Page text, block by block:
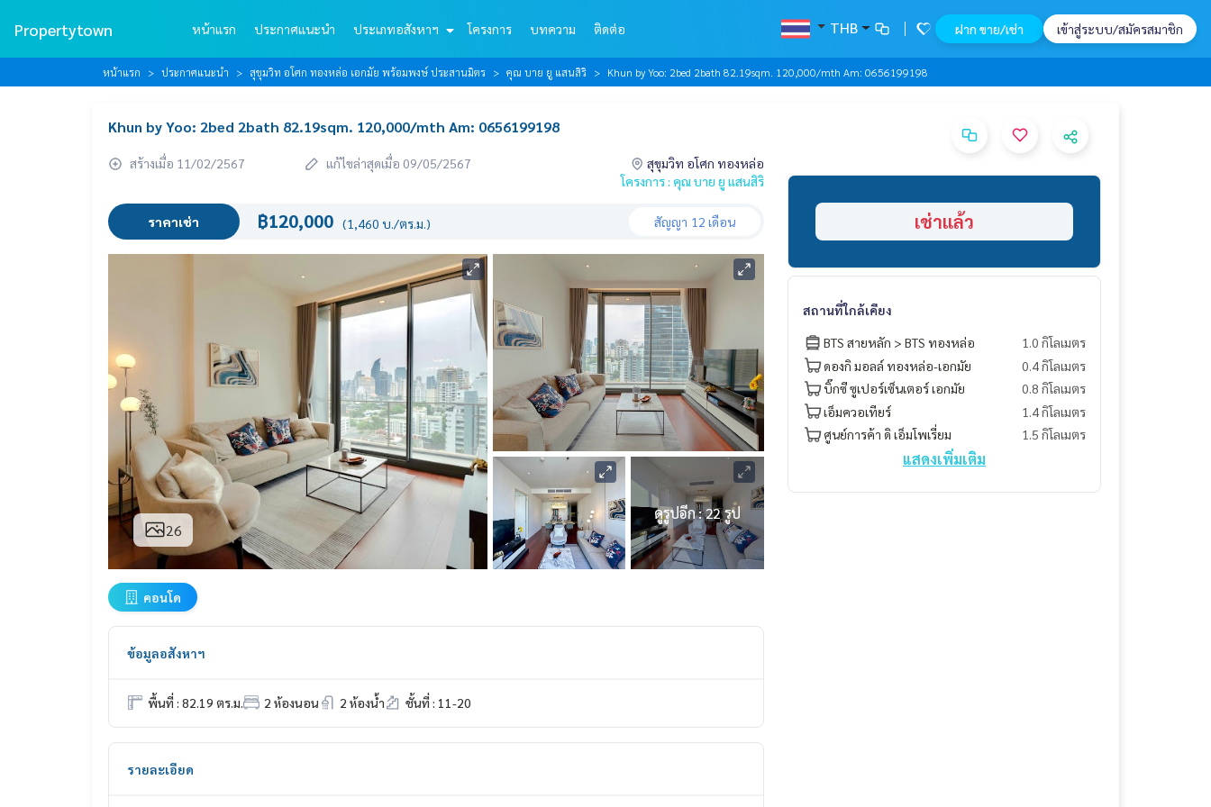
Propertytown หน้าแรก ประกาศแนะนำ ประเภทอสังหาฯ โครงการ บทความ ติดต่อ THB ฝาก ขาย/เช่า เข้าสู่ระบบ/สมัครสมาชิก
หน้าแรก ประกาศแนะนำ สุขุมวิท อโศก ทองหล่อ เอกมัย พร้อมพงษ์ ประสานมิตร คุณ บาย ยู แสนสิริ Khun by Yoo: 2bed 2bath 82.19sqm. 120,000/mth Am: 0656199198
Khun by Yoo: 2bed 2bath 82.19sqm. 120,000/mth Am: 0656199198
สร้างเมื่อ 11/02/2567 แก้ไขล่าสุดเมื่อ 09/05/2567
สุขุมวิท อโศก ทองหล่อ
โครงการ : คุณ บาย ยู แสนสิริ
ราคาเช่า ฿120,000 (1,460 บ./ตร.ม.) สัญญา 12 เดือน
26
ดูรูปอีก : 22 รูป
คอนโด
ข้อมูลอสังหาฯ
พื้นที่ : 82.19 ตร.ม. 2 ห้องนอน 2 ห้องน้ำ ชั้นที่ : 11-20
รายละเอียด
เช่าแล้ว
สถานที่ใกล้เคียง
BTS สายหลัก > BTS ทองหล่อ
1.0 กิโลเมตร
ดองกิ มอลล์ ทองหล่อ-เอกมัย
0.4 กิโลเมตร
บิ๊กซี ซูเปอร์เซ็นเตอร์ เอกมัย
0.8 กิโลเมตร
เอ็มควอเทียร์
1.4 กิโลเมตร
ศูนย์การค้า ดิ เอ็มโพเรี่ยม
1.5 กิโลเมตร
แสดงเพิ่มเติม